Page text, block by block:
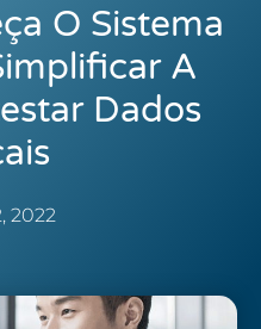
O Sistema
A
Dados
2022